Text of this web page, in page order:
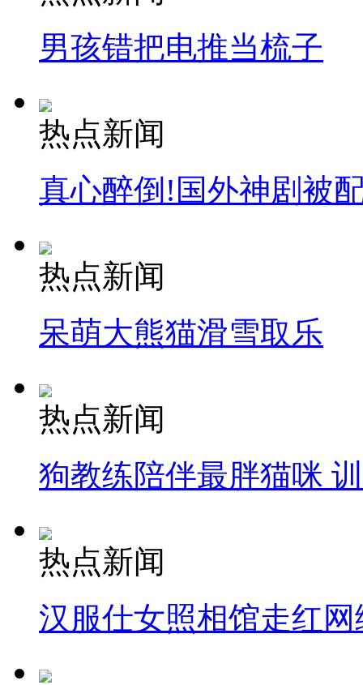
男孩错把电推当梳子
热点新闻
真心醉倒!国外神剧被
热点新闻
呆萌大熊猫滑雪取乐
热点新闻
狗教练陪伴最胖猫咪
热点新闻
汉服仕女照相馆走红网